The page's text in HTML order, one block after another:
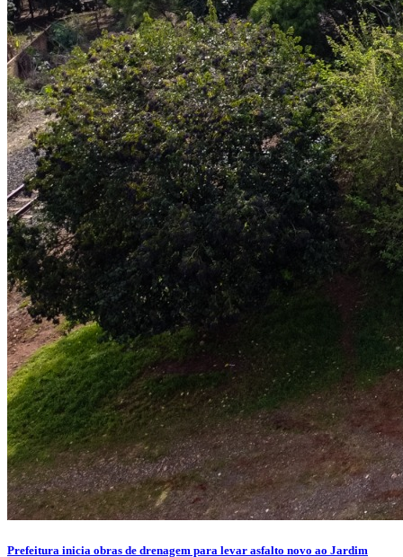
Prefeitura inicia obras de drenagem para levar asfalto novo ao Jardim